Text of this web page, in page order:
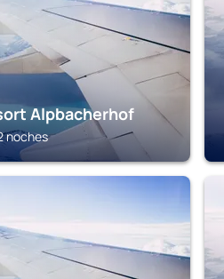
Alpbacherhof
noches